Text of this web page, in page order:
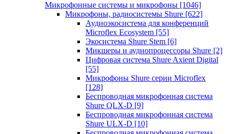
Микрофонные системы и микрофоны [1046]
Микрофоны, радиосистемы Shure [622]
Аудиоэкосистема для конференций
Microflex Ecosystem [55]
Экосистема Shure Stem [6]
Микшеры и аудиопроцессоры Shure [2]
Цифровая система Shure Axient Digital
[55]
Микрофоны Shure серии Microflex
[128]
Беспроводная микрофонная система
Shure QLX-D [9]
Беспроводная микрофонная система
Shure ULX-D [10]